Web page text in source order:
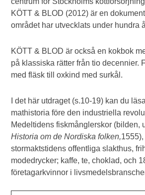
KÖTT & BLOD (2012) är en
området har utvecklats under hundra
KÖTT & BLOD är också en kokbok
på klassiska rätter från tio decennier.
med fläsk till oxkind med surkål.
I det här utdraget (s.10-19) kan du
mathistoria före den industriella
Medeltidens fiskmånglerskor (bilden,
Historia om de Nordiska folken,1555),
stormaktstidens offentliga slakthus,
modedrycker; kaffe, te, choklad, och
företagarkvinnor i